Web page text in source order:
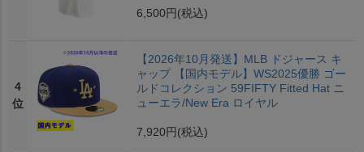
6,500円 (税込)
4
位
【2026年10月発送】MLB ドジャース キ
ャップ 【国内モデル】WS2025優勝 ゴー
ルドコレクション 59FIFTY Fitted Hat ニ
ューエラ/New Era ロイヤル
7,920円 (税込)